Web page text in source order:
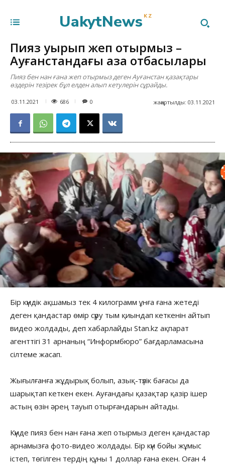
UakytNews KZ
Пияз қуырып жеп отырмыз –
Ауғанстандағы қазақ отбасылары
Пияз бен нан ғана жеп отырмыз деген Ауғанстан қазақтары
өздерін тезірек бұл елден алып кетулерін сұрайды.
03.11.2021 686 жаңартылды: 03.11.2021
0
Бір күндік ақшамыз тек 4 килограмм ұнға ғана жетеді
деген қандастар өмір сүру тым қиындап кеткенін айтып
видео жолдады, деп хабарлайды Stan.kz ақпарат
агенттігі 31 арнаның “Информбюро” бағдарламасына
сілтеме жасап.
Жығылғанға жұдырық болып, азық-түлік бағасы да
шарықтап кеткен екен. Ауғандағы қазақтар қазір ішер
астың өзін әрең тауып отырғандарын айтады.
Күнде пияз бен нан ғана жеп отырмыз деген қандастар
арнамызға фото-видео жолдады. Бір күн бойы жұмыс
істеп, төгілген тердің құны 1 доллар ғана екен. Оған 4